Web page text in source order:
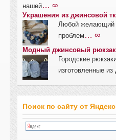
нашей… ∞
Украшения из джинсовой
Любой желающий
проблем … ∞
Модный джинсовый рюкзак
Городские
изготовленные
Поиск по сайту от Яндекс